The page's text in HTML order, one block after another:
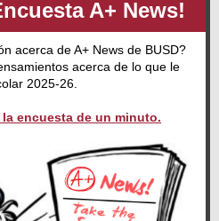
A+ News!
acerca de A+ News de BUSD?
acerca de lo que le
2025-26.
encuesta de un minuto.